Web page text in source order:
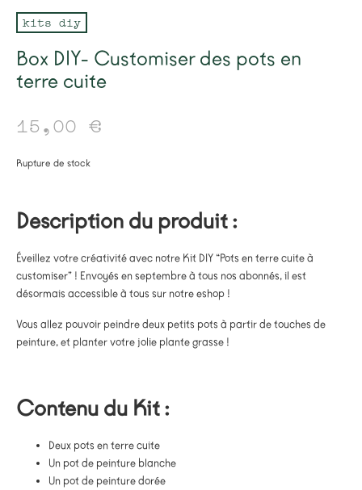
kits diy
Box DIY- Customiser des pots en
terre cuite
15,00 €
Rupture de stock
Description du produit :
Éveillez votre créativité avec notre Kit DIY “Pots en terre cuite à
customiser” ! Envoyés en septembre à tous nos abonnés, il est
désormais accessible à tous sur notre eshop !
Vous allez pouvoir peindre deux petits pots à partir de touches de
peinture, et planter votre jolie plante grasse !
Contenu du Kit :
Deux pots en terre cuite
Un pot de peinture blanche
Un pot de peinture dorée